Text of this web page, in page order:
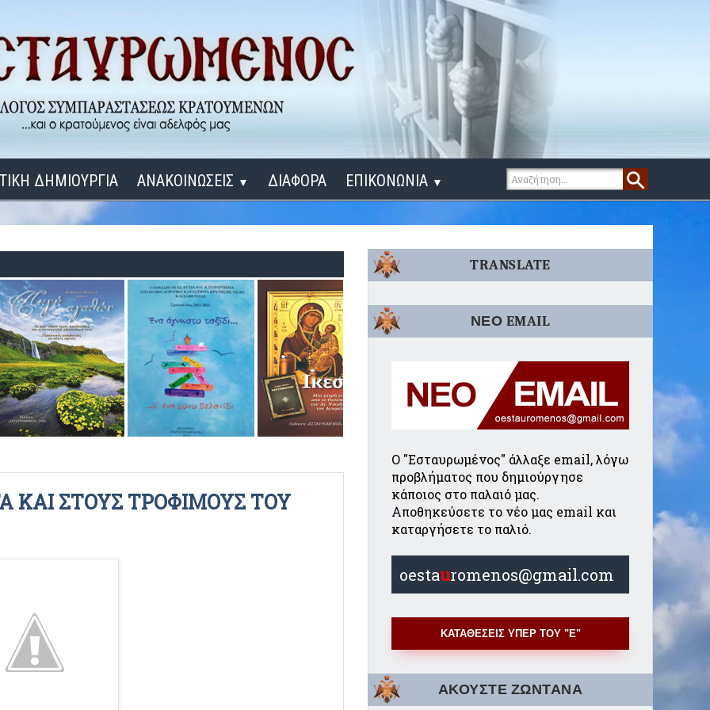
ΔΗΜΙΟΥΡΓΙΑ ΑΝΑΚΟΙΝΩΣΕΙΣ ▼
ΔΙΔΑΞΟΝ ΜΕ, ΚΥΡΙΕ
ΓΙΑ ΤΟΥΣ ΜΙΚΡΟΥΣ ΜΑΣ ΦΙΛΟΥΣ
ΡΑΔΙΟΦΩΝΙΚΕΣ ΕΚΠΟΜΠΕΣ
ΒΙΝΤΕΟ
ΔΙΑΦΟΡΑ ΕΠΙΚΟΝΩΝΙΑ ▼
ΚΑΙ ΣΤΟΥΣ ΤΡΟΦΙΜΟΥΣ ΤΟΥ
TRANSLATE
ΝΕΟ EMAIL
Ο "Εσταυρωμένος" άλλαξε email, λόγω
προβλήματος που δημιούργησε
κάποιος στο παλαιό μας.
Αποθηκεύσετε το νέο μας email και
καταργήσετε το παλιό.
oestauromenos@gmail.com
ΚΑΤΑΘΕΣΕΙΣ ΥΠΕΡ ΤΟΥ "Ε"
ΑΚΟΥΣΤΕ ΖΩΝΤΑΝΑ